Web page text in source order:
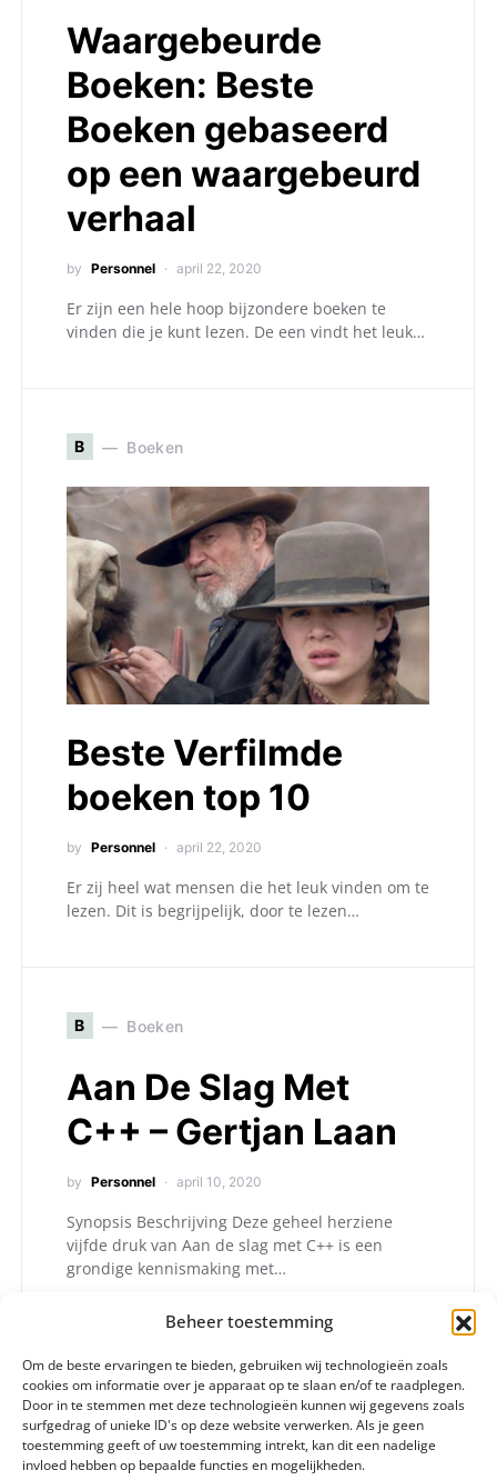
Beheer toestemming
Om de beste ervaringen te bieden, gebruiken wij technologieën zoals
cookies om informatie over je apparaat op te slaan en/of te raadplegen.
Door in te stemmen met deze technologieën kunnen wij gegevens zoals
surfgedrag of unieke ID's op deze website verwerken. Als je geen
toestemming geeft of uw toestemming intrekt, kan dit een nadelige
invloed hebben op bepaalde functies en mogelijkheden.
Waargebeurde
Boeken: Beste
Boeken gebaseerd
op een waargebeurd
verhaal
by Personnel april 22, 2020
Er zijn een hele hoop bijzondere boeken te
vinden die je kunt lezen. De een vindt het leuk…
B Boeken
Beste Verfilmde
boeken top 10
by Personnel april 22, 2020
Er zij heel wat mensen die het leuk vinden om te
lezen. Dit is begrijpelijk, door te lezen…
B Boeken
Aan De Slag Met
C++ – Gertjan Laan
by Personnel april 10, 2020
Synopsis Beschrijving Deze geheel herziene
vijfde druk van Aan de slag met C++ is een
grondige kennismaking met…